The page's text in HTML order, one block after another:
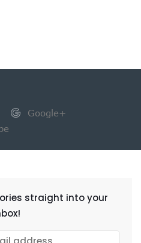
Google+
straight into your